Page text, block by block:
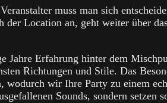
muss man sich
der Location an, geht weiter über
Erfahrung hinter dem
Richtungen und Stile. Das
wodurch wir Ihre Party zu einem
Sounds, sondern setzen